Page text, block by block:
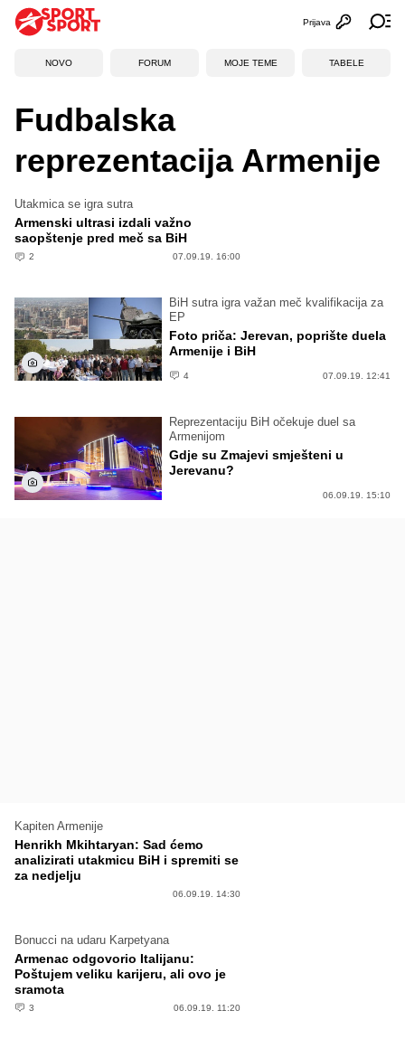
Otvori
Prijava
NOVO FORUM MOJE TEME TABELE
Fudbalska
reprezentacija Armenije
Utakmica se igra sutra
Armenski ultrasi izdali važno
saopštenje pred meč sa BiH
2 07.09.19. 16:00
BiH sutra igra važan meč kvalifikacija za
EP
Foto priča: Jerevan, poprište duela
Armenije i BiH
4 07.09.19. 12:41
Reprezentaciju BiH očekuje duel sa
Armenijom
Gdje su Zmajevi smješteni u
Jerevanu?
06.09.19. 15:10
Kapiten Armenije
Henrikh Mkihtaryan: Sad ćemo
analizirati utakmicu BiH i spremiti se
za nedjelju
06.09.19. 14:30
Bonucci na udaru Karpetyana
Armenac odgovorio Italijanu:
Poštujem veliku karijeru, ali ovo je
sramota
3 06.09.19. 11:20